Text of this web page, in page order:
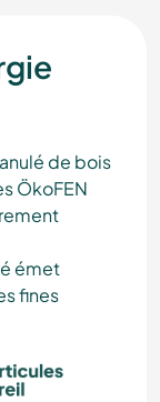
de bois
ÖkoFEN
émet
fines